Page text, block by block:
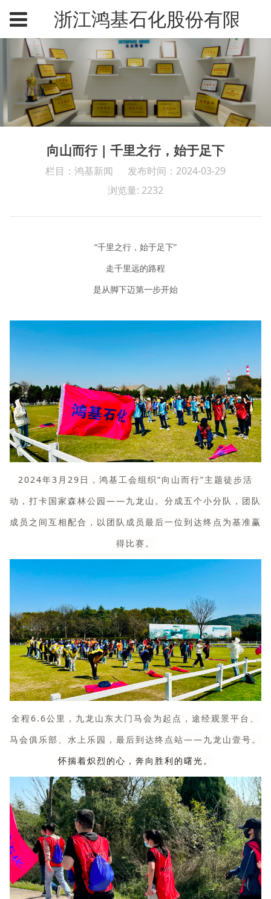
浙江鸿基石化股份有限公
向山而行 | 千里之行，始于足下
栏目：鸿基新闻
发布时间：2024-03-29
浏览量: 2232
“千里之行，始于足下”
走千里远的路程
是从脚下迈第一步开始
2024年3月29日，鸿基工会组织“向山而行”主题徒步活
动，打卡国家森林公园——九龙山。 分成五个小分队，团队
成员之间互相配合，以团队成员最后一位到达终点为基准赢
得比赛。
全程6.6公里，九龙山东大门马会为起点，途经观景平台、
马会俱乐部、水上乐园，最后到达终点站——九龙山壹号。
怀揣着炽烈的心，奔向胜利的曙光。